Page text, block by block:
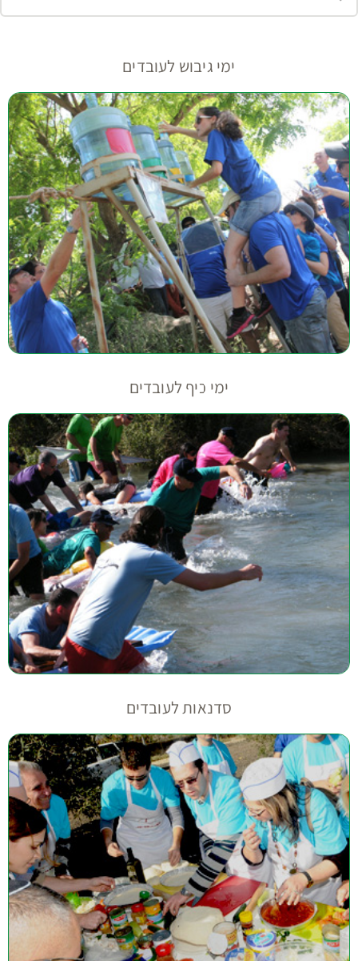
ימי גיבוש לעובדים
ימי כיף לעובדים
סדנאות לעובדים